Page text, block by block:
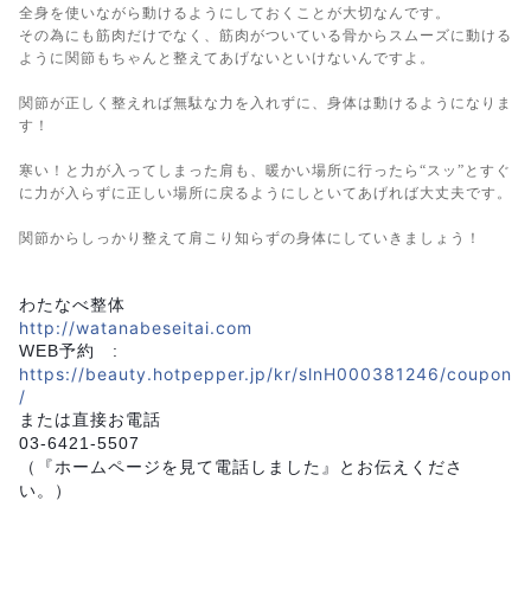
全身を使いながら動けるようにしておくことが大切なんです。
その為にも筋肉だけでなく、筋肉がついている骨からスムーズに動ける
ように関節もちゃんと整えてあげないといけないんですよ。
関節が正しく整えれば無駄な力を入れずに、身体は動けるようになりま
す！
寒い！と力が入ってしまった肩も、暖かい場所に行ったら“スッ”とすぐ
に力が入らずに正しい場所に戻るようにしといてあげれば大丈夫です。
関節からしっかり整えて肩こり知らずの身体にしていきましょう！
わたなべ整体
http://watanabeseitai.com
WEB予約 :
https://beauty.hotpepper.jp/kr/slnH000381246/coupon
/
または直接お電話
03-6421-5507
（『ホームページを見て電話しました』とお伝えくださ
い。）